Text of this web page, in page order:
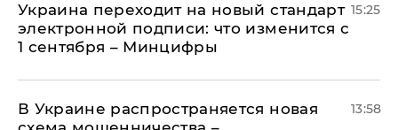
Украина переходит на новый стандарт
электронной подписи: что изменится с
1 сентября – Минцифры
15:25
В Украине распространяется новая
13:58